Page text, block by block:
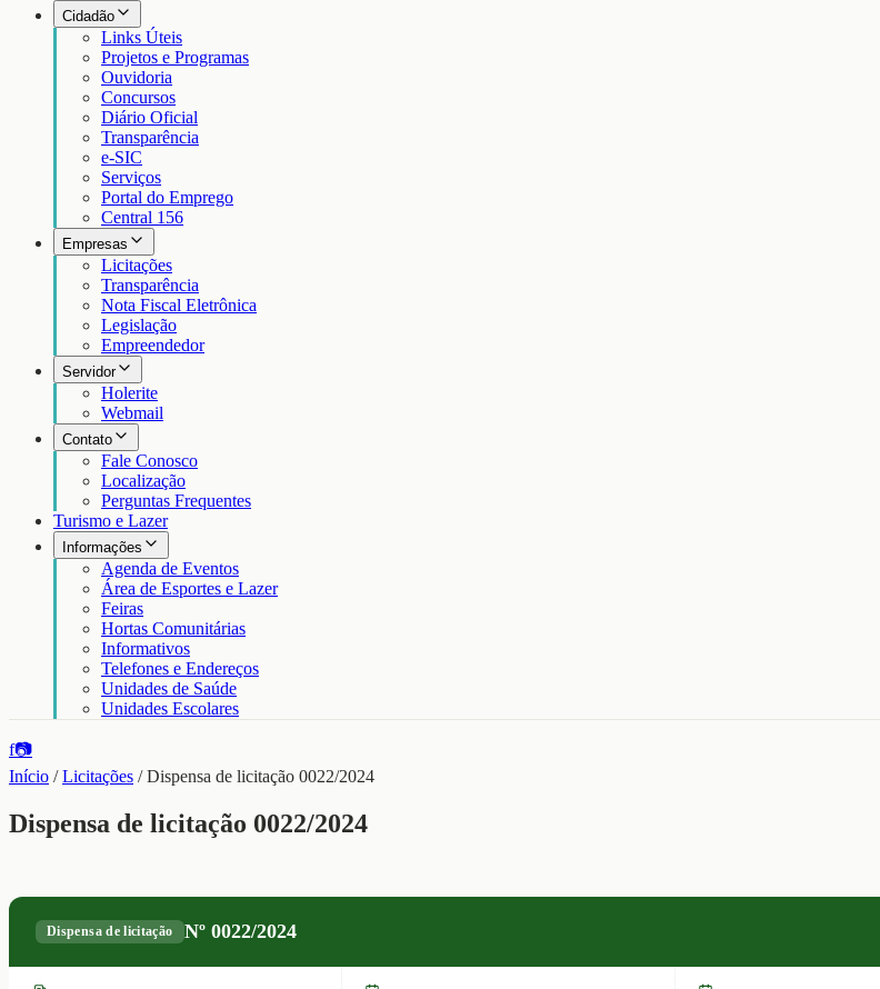
Cidadão
Links Úteis
Projetos e Programas
Ouvidoria
Concursos
Diário Oficial
Transparência
e-SIC
Serviços
Portal do Emprego
Central 156
Empresas
Licitações
Transparência
Nota Fiscal Eletrônica
Legislação
Empreendedor
Servidor
Holerite
Webmail
Contato
Fale Conosco
Localização
Perguntas Frequentes
Turismo e Lazer
Informações
Agenda de Eventos
Área de Esportes e Lazer
Feiras
Hortas Comunitárias
Informativos
Telefones e Endereços
Unidades de Saúde
Unidades Escolares
f📷
Início /Licitações /Dispensa de licitação 0022/2024
Dispensa de licitação 0022/2024
Dispensa de licitação Nº 0022/2024